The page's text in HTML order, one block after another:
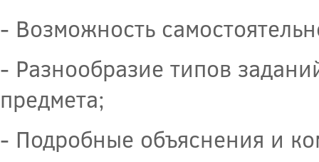
- Возможность
- Разнообразие типов
предмета;
- Подробные объяснения и